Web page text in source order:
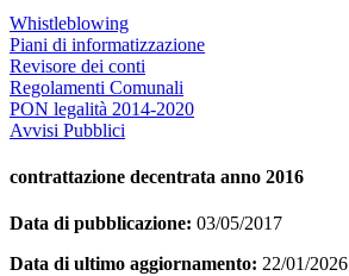
Whistleblowing
Piani di informatizzazione
Revisore dei conti
Regolamenti Comunali
PON legalità 2014-2020
Avvisi Pubblici
contrattazione decentrata anno 2016
Data di pubblicazione: 03/05/2017
Data di ultimo aggiornamento: 22/01/2026